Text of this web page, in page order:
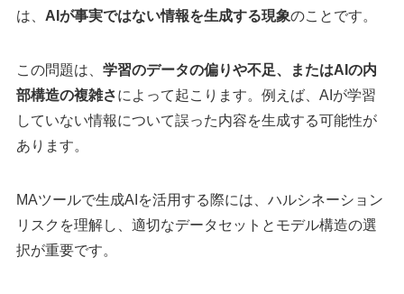
は、 AIが事実ではない情報を生成する現象のことです。
この問題は、 学習のデータの偏りや不足、またはAIの内
部構造の複雑さによって起こります。例えば、AIが学習
していない情報について誤った内容を生成する可能性が
あります。
MAツールで生成AIを活用する際には、ハルシネーション
リスクを理解し、適切なデータセットとモデル構造の選
択が重要です。